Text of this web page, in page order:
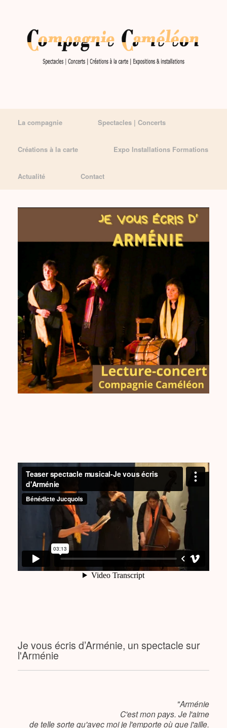
La compagnie Spectacles | Concerts
Créations à la carte Expo Installations Formations
Actualité Contact
Je vous écris d’Arménie, un spectacle sur
l'Arménie
"Arménie
C'est mon pays. Je l'aime
de telle sorte qu'avec moi je l'emporte où que j'aille.